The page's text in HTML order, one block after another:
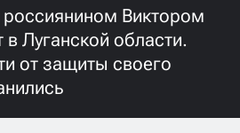
Виктором
Луганской области.
от защиты своего
1000